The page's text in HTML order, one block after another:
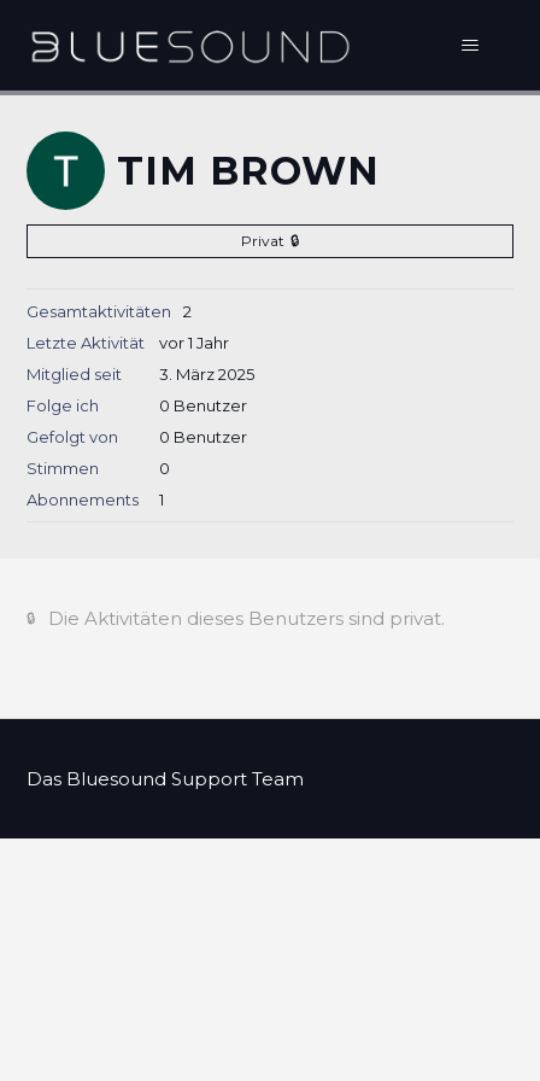
TIM BROWN
Privat
Gesamtaktivitäten
2
Letzte Aktivität
vor 1 Jahr
Mitglied seit
3. März 2025
Folge ich
0 Benutzer
Gefolgt von
0 Benutzer
Stimmen
0
Abonnements
1
Die Aktivitäten dieses Benutzers sind privat.
Das Bluesound Support Team